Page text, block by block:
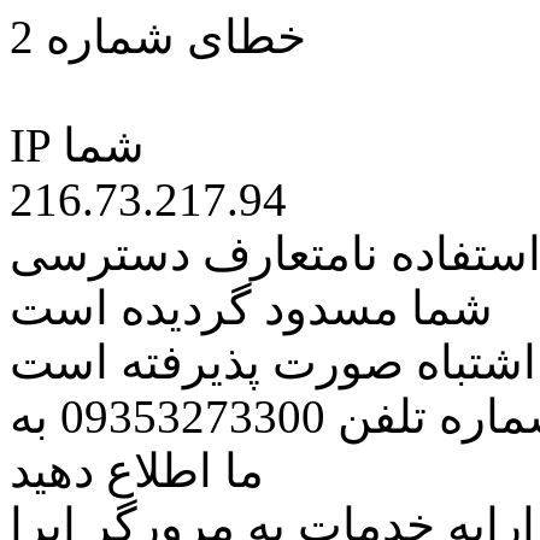
خطای شماره 2
IP شما
216.73.217.94
نامتعارف دسترسی
شما مسدود گردیده است
اشتباه صورت پذیرفته است
مراتب این مسئله را از طریق شماره تلفن 09353273300 به
ما اطلاع دهید
خدمات به مرورگر اپرا